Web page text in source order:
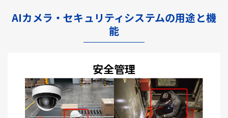
AIカメラ・セキュリティシステムの用途と機
能
安全管理